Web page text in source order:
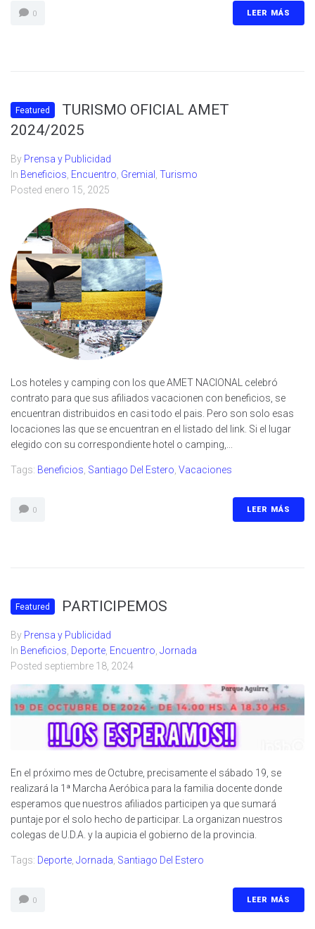
0 LEER MÁS
Featured
TURISMO OFICIAL AMET
2024/2025
By Prensa y Publicidad
In Beneficios, Encuentro, Gremial , Turismo
Posted enero 15, 2025
Los hoteles y camping con los que AMET NACIONAL celebró
contrato para que sus afiliados vacacionen con beneficios, se
encuentran distribuidos en casi todo el pais. Pero son solo esas
locaciones las que se encuentran en el listado del link. Si el lugar
elegido con su correspondiente hotel o camping,...
Tags: Beneficios, Santiago Del Estero, Vacaciones
0 LEER MÁS
Featured PARTICIPEMOS
By Prensa y Publicidad
In Beneficios, Deporte, Encuentro, Jornada
Posted septiembre 18, 2024
En el próximo mes de Octubre, precisamente el sábado 19, se
realizará la 1ª Marcha Aeróbica para la familia docente donde
esperamos que nuestros afiliados participen ya que sumará
puntaje por el solo hecho de participar. La organizan nuestros
colegas de U.D.A. y la aupicia el gobierno de la provincia.
Tags: Deporte Jornada Santiago Del Estero
0 LEER MÁS